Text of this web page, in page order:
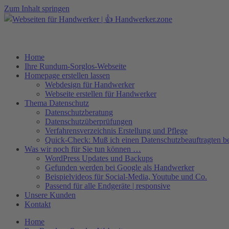
Zum Inhalt springen
Home
Ihre Rundum-Sorglos-Webseite
Homepage erstellen lassen
Webdesign für Handwerker
Webseite erstellen für Handwerker
Thema Datenschutz
Datenschutzberatung
Datenschutzüberprüfungen
Verfahrensverzeichnis Erstellung und Pflege
Quick-Check: Muß ich einen Datenschutzbeauftragten
Was wir noch für Sie tun können …
WordPress Updates und Backups
Gefunden werden bei Google als Handwerker
Beispielvideos für Social-Media, Youtube und Co.
Passend für alle Endgeräte | responsive
Unsere Kunden
Kontakt
Home